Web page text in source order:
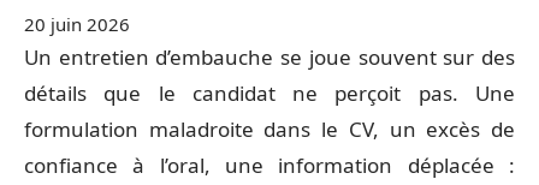
20 juin 2026
Un entretien d’embauche se joue souvent sur des
détails que le candidat ne perçoit pas. Une
formulation maladroite dans le CV, un excès de
confiance à l’oral, une information déplacée :